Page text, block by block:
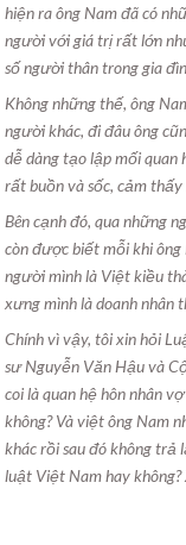
hiện ra ông Nam đã có
người với giá trị rất lớn
số người thân trong gia
Không những thế, ông
người khác, đi đâu ông
dễ dàng tạo lập mối
rất buồn và sốc, cảm
Bên cạnh đó, qua những
còn được biết mỗi khi
người mình là Việt kiều
xưng mình là doanh nhân
Chính vì vậy, tôi xin hỏi
sư Nguyễn Văn Hậu và
coi là quan hệ hôn nhân
không? Và việt ông Nam
khác rồi sau đó không trả
luật Việt Nam hay không?